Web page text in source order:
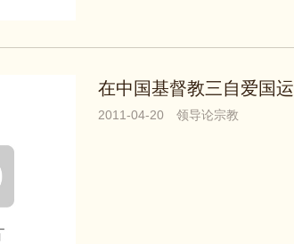
2011-04-20 领导论宗教